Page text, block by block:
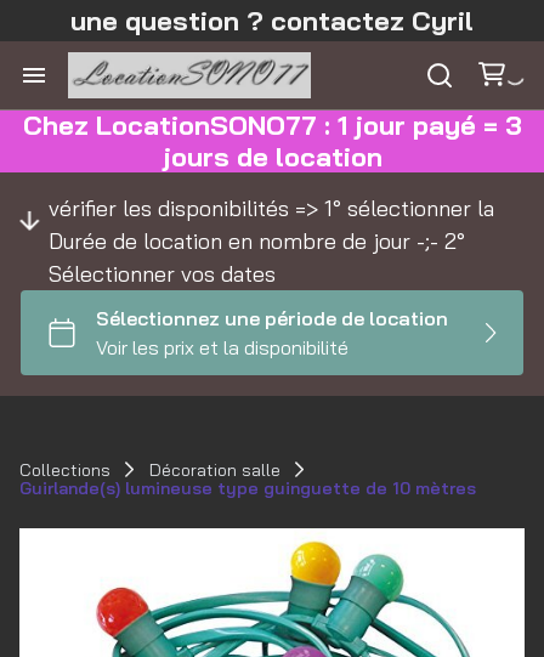
une question ? contactez Cyril
Chez LocationSONO77 : 1 jour payé = 3
jours de location
vérifier les disponibilités => 1° sélectionner la
Durée de location en nombre de jour -;- 2°
Sélectionner vos dates
Collections
Décoration salle
Guirlande(s) lumineuse type guinguette de 10 mètres